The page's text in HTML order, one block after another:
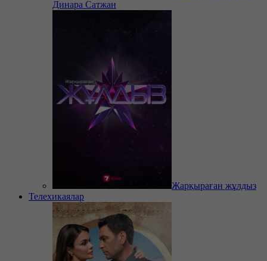
Динара Сатжан
Жарқыраған жұлдыз
Телехикаялар